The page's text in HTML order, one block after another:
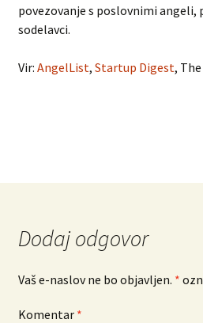
povezovanje s poslovnimi
sodelavci.
Vir: AngelList, Startup Digest,
Dodaj odgovor
Vaš e-naslov ne bo objavljen. *
Komentar *